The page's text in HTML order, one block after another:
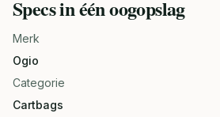
Specs in één oogopslag
Merk
Ogio
Categorie
Cartbags